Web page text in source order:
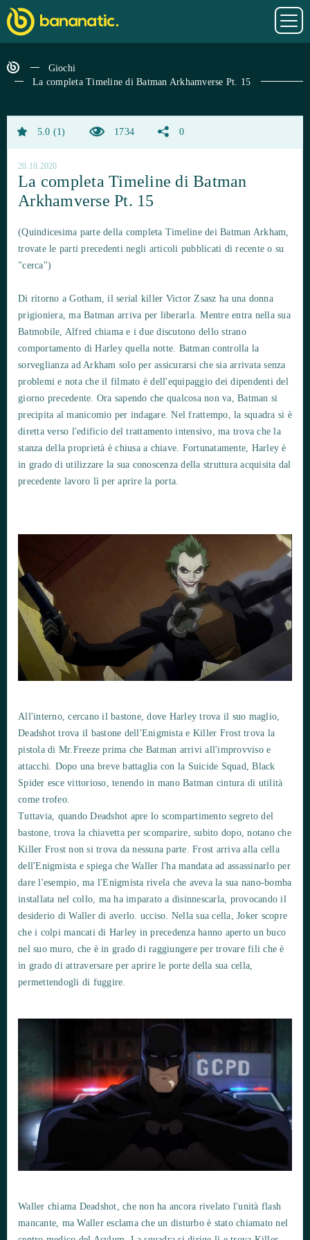
Giochi
La completa Timeline di Batman Arkhamverse Pt. 15
5.0 1 1734 0
20.10.2020
La completa Timeline di Batman
Arkhamverse Pt. 15
(Quindicesima parte della completa Timeline dei Batman Arkham,
trovate le parti precedenti negli articoli pubblicati di recente o su
"cerca")
Di ritorno a Gotham, il serial killer Victor Zsasz ha una donna
prigioniera, ma Batman arriva per liberarla. Mentre entra nella sua
Batmobile, Alfred chiama e i due discutono dello strano
comportamento di Harley quella notte. Batman controlla la
sorveglianza ad Arkham solo per assicurarsi che sia arrivata senza
problemi e nota che il filmato è dell'equipaggio dei dipendenti del
giorno precedente. Ora sapendo che qualcosa non va, Batman si
precipita al manicomio per indagare. Nel frattempo, la squadra si è
diretta verso l'edificio del trattamento intensivo, ma trova che la
stanza della proprietà è chiusa a chiave. Fortunatamente, Harley è
in grado di utilizzare la sua conoscenza della struttura acquisita dal
precedente lavoro lì per aprire la porta.
All'interno, cercano il bastone, dove Harley trova il suo maglio,
Deadshot trova il bastone dell'Enigmista e Killer Frost trova la
pistola di Mr.Freeze prima che Batman arrivi all'improvviso e
attacchi. Dopo una breve battaglia con la Suicide Squad, Black
Spider esce vittorioso, tenendo in mano Batman cintura di utilità
come trofeo.
Tuttavia, quando Deadshot apre lo scompartimento segreto del
bastone, trova la chiavetta per scomparire, subito dopo, notano che
Killer Frost non si trova da nessuna parte. Frost arriva alla cella
dell'Enigmista e spiega che Waller l'ha mandata ad assassinarlo per
dare l'esempio, ma l'Enigmista rivela che aveva la sua nano-bomba
installata nel collo, ma ha imparato a disinnescarla, provocando il
desiderio di Waller di averlo. ucciso. Nella sua cella, Joker scopre
che i colpi mancati di Harley in precedenza hanno aperto un buco
nel suo muro, che è in grado di raggiungere per trovare fili che è
in grado di attraversare per aprire le porte della sua cella,
permettendogli di fuggire.
Waller chiama Deadshot, che non ha ancora rivelato l'unità flash
mancante, ma Waller esclama che un disturbo è stato chiamato nel